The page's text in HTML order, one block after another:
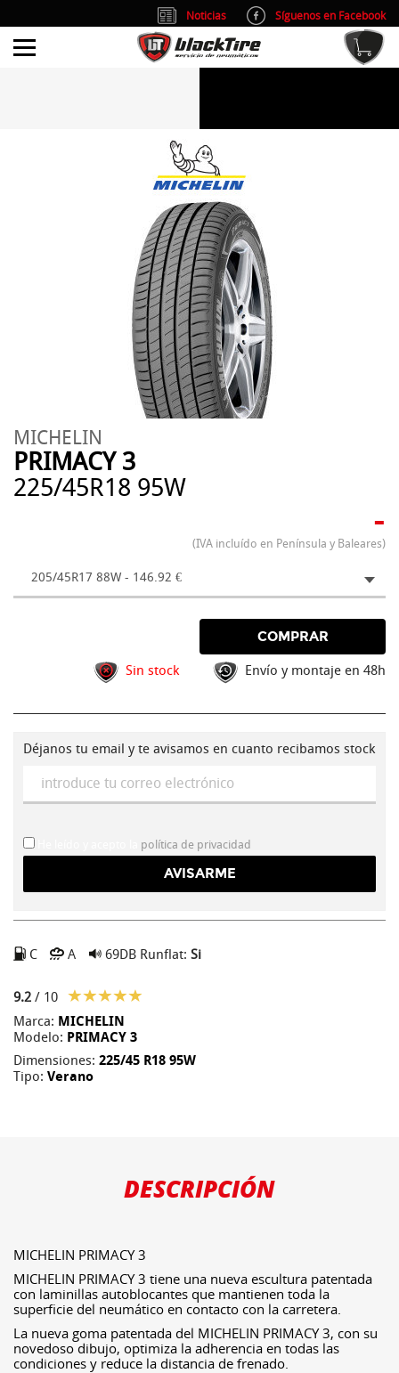
MICHELIN
PRIMACY 3
225/45R18 95W
-
(IVA incluído en Península y Baleares)
205/45R17 88W - 146.92 €
COMPRAR
Sin stock Envío y montaje en 48h
Déjanos tu email y te avisamos en cuanto recibamos stock
política de privacidad
C A 69DB Runflat: Si
9.2 / 10
Marca: MICHELIN
Modelo: PRIMACY 3
Dimensiones: 225/45 R18 95W
Tipo: Verano
DESCRIPCIÓN
MICHELIN PRIMACY 3
MICHELIN PRIMACY 3 tiene una nueva escultura patentada
con laminillas autoblocantes que mantienen toda la
superficie del neumático en contacto con la carretera.
La nueva goma patentada del MICHELIN PRIMACY 3, con su
novedoso dibujo, optimiza la adherencia en todas las
condiciones y reduce la distancia de frenado.
Noticias
Síguenos en Facebook
info@blacktire.es
Atención al cliente: L/V 9:00-14:00 y 15:00-19:00